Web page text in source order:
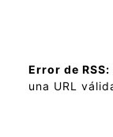
Error de RSS:
una URL